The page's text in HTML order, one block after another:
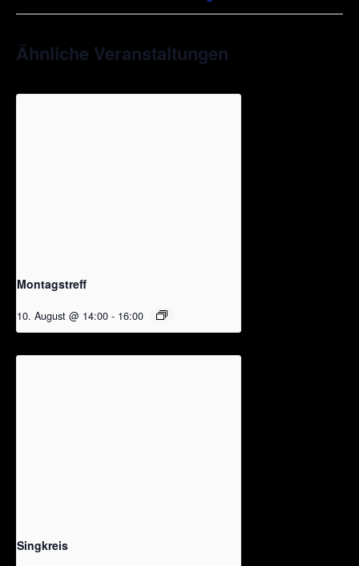
Ähnliche Veranstaltungen
Montagstreff
10. August @ 14:00 - 16:00
Singkreis